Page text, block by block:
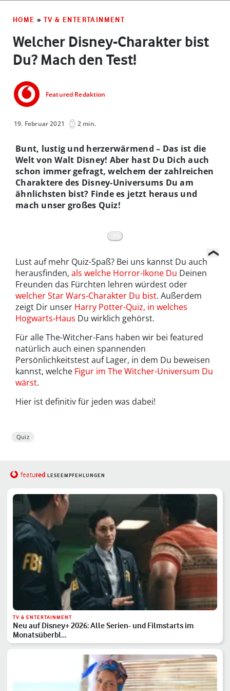
HOME » TV & ENTERTAINMENT
Welcher Disney-Charakter bist
Du? Mach den Test!
Featured Redaktion
19. Februar 2021 2 min.
Bunt, lustig und herzerwärmend – Das ist die
Welt von Walt Disney! Aber hast Du Dich auch
schon immer gefragt, welchem der zahlreichen
Charaktere des Disney-Universums Du am
ähnlichsten bist? Finde es jetzt heraus und
mach unser großes Quiz!
Lust auf mehr Quiz-Spaß? Bei uns kannst Du auch
herausfinden, als welche Horror-Ikone Du Deinen
Freunden das Fürchten lehren würdest oder
welcher Star Wars-Charakter Du bist. Außerdem
zeigt Dir unser Harry Potter-Quiz, in welches
Hogwarts-Haus Du wirklich gehörst.
Für alle The-Witcher-Fans haben wir bei featured
natürlich auch einen spannenden
Persönlichkeitstest auf Lager, in dem Du beweisen
kannst, welche Figur im The Witcher-Universum Du
wärst.
Hier ist definitiv für jeden was dabei!
Quiz
featured LESEEMPFEHLUNGEN
TV & ENTERTAINMENT
Neu auf Disney+ 2026: Alle Serien- und Filmstarts im
Monatsüberbl…